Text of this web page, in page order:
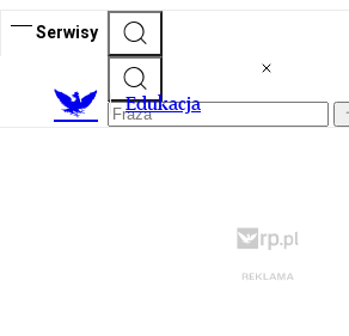
Serwisy
Edukacja